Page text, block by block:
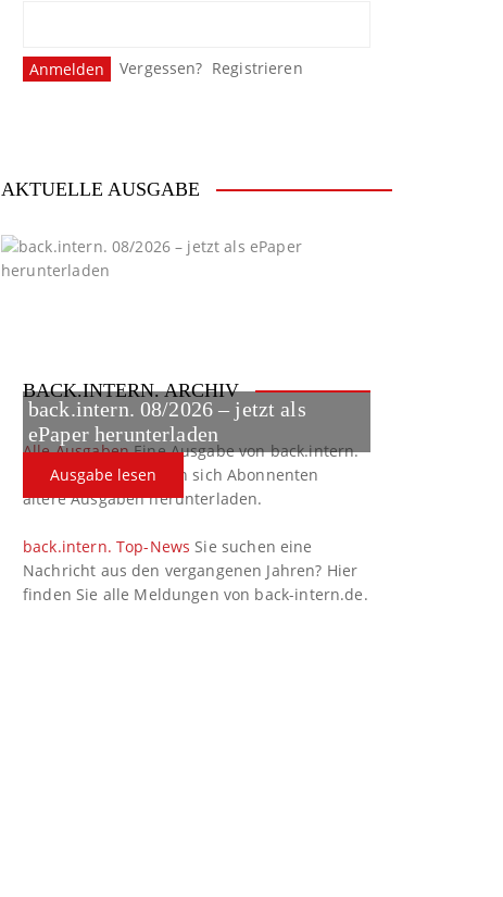
Vergessen? Registrieren
AKTUELLE AUSGABE
back.intern. 08/2026 – jetzt als
ePaper herunterladen
Ausgabe lesen
BACK.INTERN. ARCHIV
Alle AusgabenEine Ausgabe von back.intern.
verpasst? Hier können sich Abonnenten
ältere Ausgaben herunterladen.
back.intern. Top-News Sie suchen eine
Nachricht aus den vergangenen Jahren? Hier
finden Sie alle Meldungen von back-intern.de.